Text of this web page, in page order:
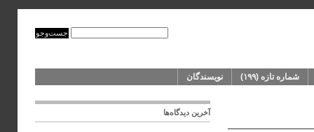
شماره‌‌ تازه (۱۹۹) نویسندگان
آخرین دیدگاه‌ها